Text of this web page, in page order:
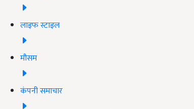
लाइफ स्टाइल
मौसम
कंपनी समाचार